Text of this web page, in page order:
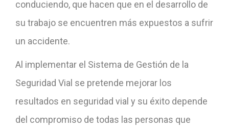
conduciendo, que hacen que en el desarrollo de
su trabajo se encuentren más expuestos a sufrir
un accidente.
Al implementar el Sistema de Gestión de la
Seguridad Vial se pretende mejorar los
resultados en seguridad vial y su éxito depende
del compromiso de todas las personas que